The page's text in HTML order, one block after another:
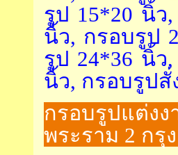
รูป 15*20 นิ้ว
นิ้ว, กรอบรูป
รูป 24*36 นิ้ว
นิ้ว, กรอบรูปสั่
กรอบรูปแต่งง
พระราม 2 กรุ